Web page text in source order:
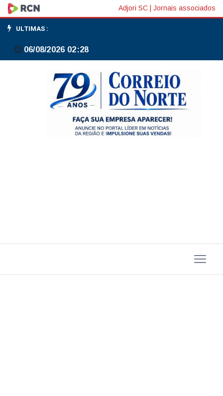
CMN
define
regras
capital
e
Adjori SC Jornais associados
ULTIMAS :
06/08/2026 02:28